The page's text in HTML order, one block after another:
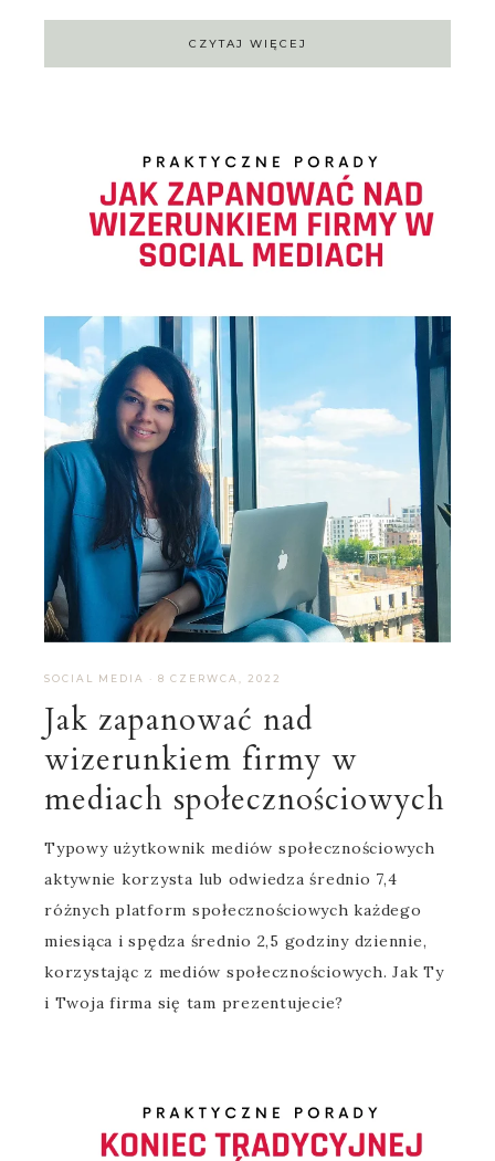
CZYTAJ WIĘCEJ
SOCIAL MEDIA · 8 CZERWCA, 2022
Jak zapanować nad
wizerunkiem firmy w
mediach społecznościowych
Typowy użytkownik mediów społecznościowych
aktywnie korzysta lub odwiedza średnio 7,4
różnych platform społecznościowych każdego
miesiąca i spędza średnio 2,5 godziny dziennie,
korzystając z mediów społecznościowych. Jak Ty
i Twoja firma się tam prezentujecie?